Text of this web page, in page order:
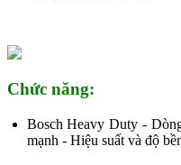
Chức năng:
Bosch Heavy Duty -
mạnh - Hiệu suất và độ